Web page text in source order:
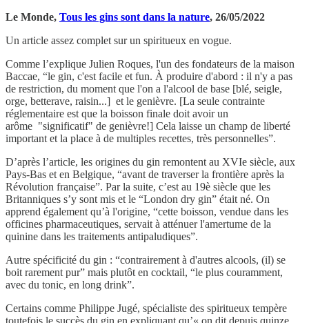
Le Monde, Tous les gins sont dans la nature, 26/05/2022
Un article assez complet sur un spiritueux en vogue.
Comme l’explique Julien Roques, l'un des fondateurs de la maison
Baccae, “le gin, c'est facile et fun. À produire d'abord : il n'y a pas
de restriction, du moment que l'on a l'alcool de base [blé, seigle,
orge, betterave, raisin...] et le genièvre. [La seule contrainte
réglementaire est que la boisson finale doit avoir un
arôme "significatif" de genièvre!] Cela laisse un champ de liberté
important et la place à de multiples recettes, très personnelles”.
D’après l’article, les origines du gin remontent au XVIe siècle, aux
Pays-Bas et en Belgique, “avant de traverser la frontière après la
Révolution française”. Par la suite, c’est au 19è siècle que les
Britanniques s’y sont mis et le “London dry gin” était né. On
apprend également qu’à l'origine, “cette boisson, vendue dans les
officines pharmaceutiques, servait à atténuer l'amertume de la
quinine dans les traitements antipaludiques”.
Autre spécificité du gin : “contrairement à d'autres alcools, (il) se
boit rarement pur” mais plutôt en cocktail, “le plus couramment,
avec du tonic, en long drink”.
Certains comme Philippe Jugé, spécialiste des spiritueux tempère
toutefois le succès du gin en expliquant qu’« on dit depuis quinze